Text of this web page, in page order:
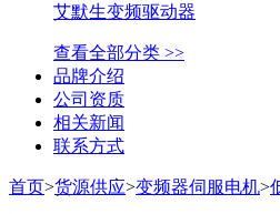
艾默生变频驱动器
查看全部分类 >>
品牌介绍
公司资质
相关新闻
联系方式
首页>货源供应>变频器伺服电机>